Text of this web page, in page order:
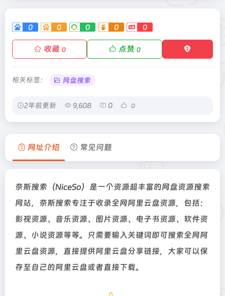
0 0 0 0 0
收藏 0 点赞 0
相关标签： 网盘搜索
2年前更新 9,608 0 0
网址介绍 常见问题
奈斯搜索（NiceSo）是一个资源超丰富的网盘资源搜索
网站，奈斯搜索专注于收录全网阿里云盘资源，包括：
影视资源、音乐资源、图片资源、电子书资源、软件资
源、小说资源等等。只需要输入关键词即可搜索全网阿
里云盘资源，直接提供阿里云盘分享链接，大家可以保
存至自己的阿里云盘或者直接下载。